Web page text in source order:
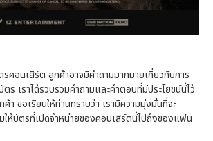
คอนเสิร์ต ลูกค้าอาจมีคำถามมากมายเกี่ยวกับการ
ร เราได้รวบรวมคำถามและคำตอบที่มีประโยชน์นี้ไว้
า ขอเรียนให้ท่านทราบว่า เรามีความมุ่งมั่นที่จะ
ให้บัตรที่เปิดจำหน่ายของคอนเสิร์ตนี้ไปถึงของแฟน